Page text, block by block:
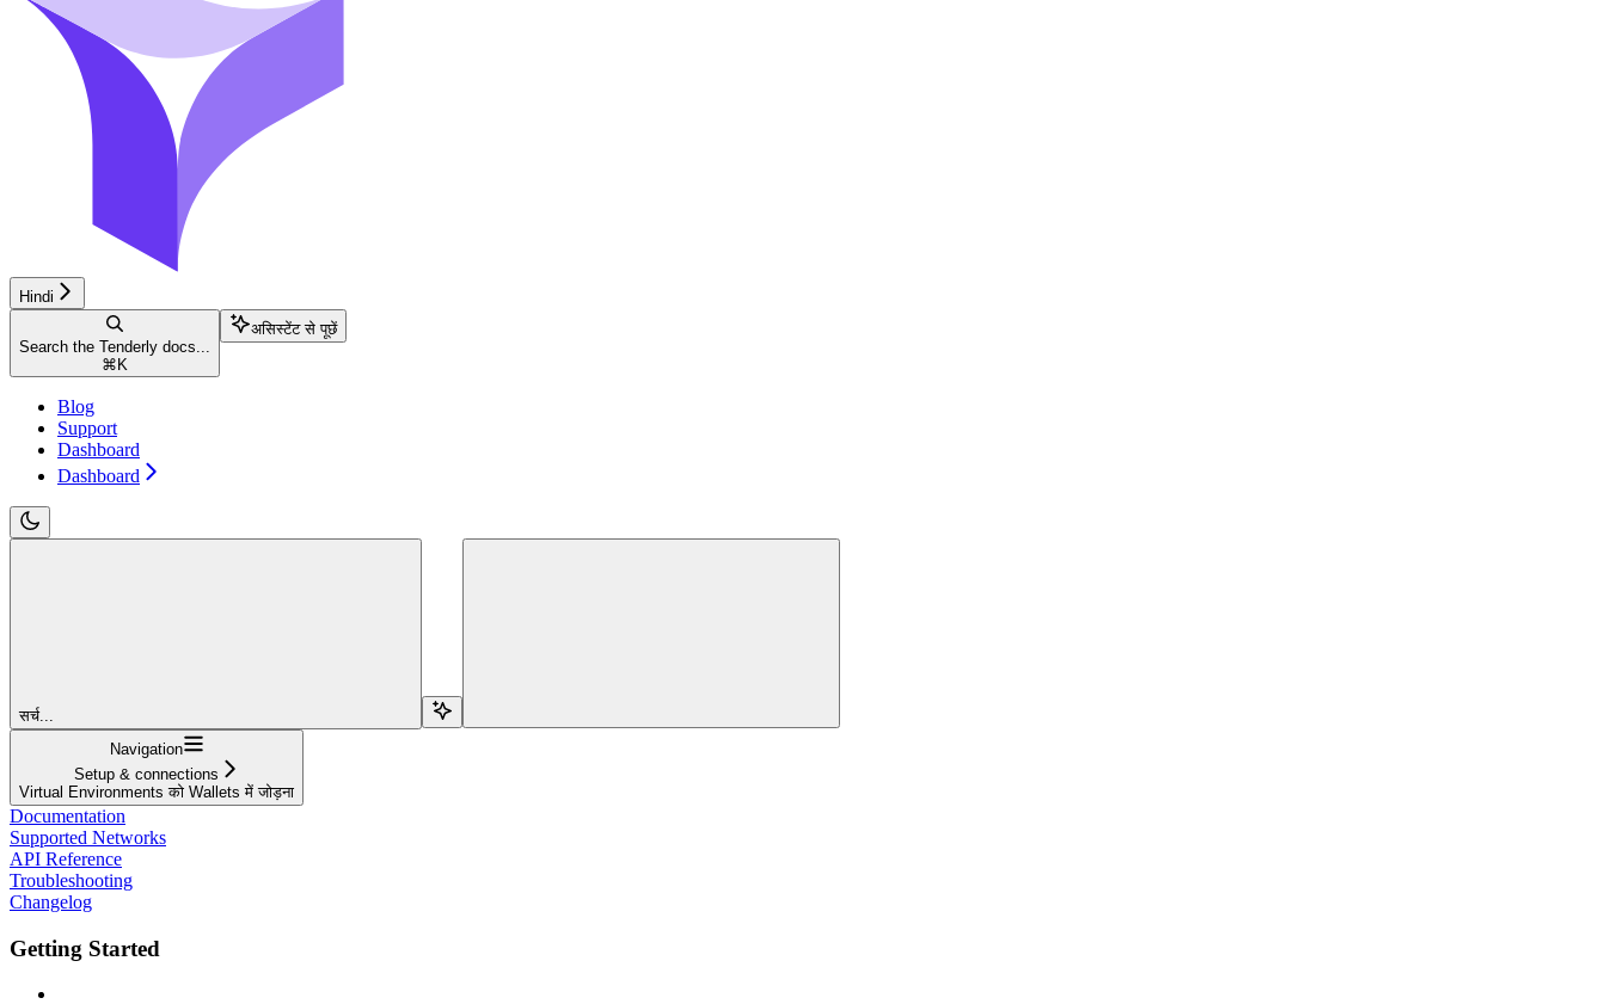
Hindi
Search the Tenderly docs...
⌘ K
असिस्टेंट से पूछें
Blog
Support
Dashboard
Dashboard
सर्च...
Navigation
Setup & connections
Virtual Environments को Wallets में जोड़ना
Documentation
Supported Networks
API Reference
Troubleshooting
Changelog
Getting Started